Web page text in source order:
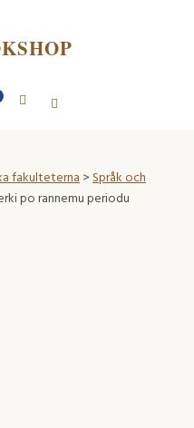
fakulteterna>Språk och
po rannemu periodu